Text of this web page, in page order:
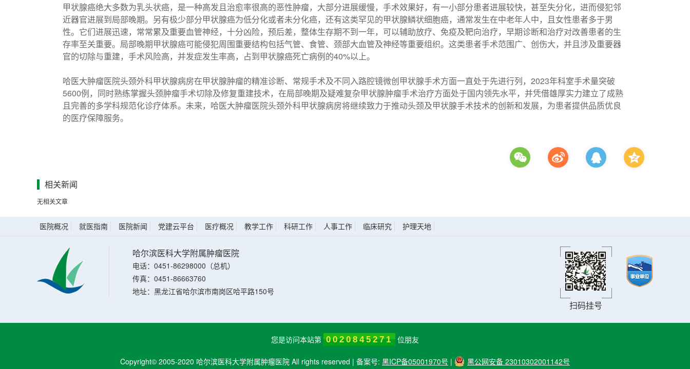
甲状腺癌绝大多数为乳头状癌，是一种高发且治愈率很高的恶性肿瘤，大部分进展缓慢，手术效果好，有一小部分患者进展较快，甚至失分化，进而侵犯邻
近器官进展到局部晚期。另有极少部分甲状腺癌为低分化或者未分化癌，还有这类罕见的甲状腺鳞状细胞癌，通常发生在中老年人中，且女性患者多于男
性。它们进展迅速，常常累及重要血管神经，十分凶险，预后差，整体生存期不到一年，可以辅助放疗、免疫及靶向治疗，早期诊断和治疗对改善患者的生
存率至关重要。局部晚期甲状腺癌可能侵犯周围重要结构包括气管、食管、颈部大血管及神经等重要组织。这类患者手术范围广、创伤大，并且涉及重要器
官的切除与重建，手术风险高，并发症发生率高，占到甲状腺癌死亡病例的40%以上。
哈医大肿瘤医院头颈外科甲状腺病房在甲状腺肿瘤的精准诊断、常规手术及不同入路腔镜微创甲状腺手术方面一直处于先进行列，2023年科室手术量突破
5600例，同时熟练掌握头颈肿瘤手术切除及修复重建技术，在局部晚期及疑难复杂甲状腺肿瘤手术治疗方面处于国内领先水平，并凭借雄厚实力建立了成熟
且完善的多学科规范化诊疗体系。未来，哈医大肿瘤医院头颈外科甲状腺病房将继续致力于推动头颈及甲状腺手术技术的创新和发展，为患者提供品质优良
的医疗保障服务。
相关新闻
无相关文章
医院概况 就医指南 医院新闻 党建云平台 医疗概况 教学工作 科研工作 人事工作 临床研究 护理天地
哈尔滨医科大学附属肿瘤医院
电话：0451-86298000（总机）
传真：0451-86663760
地址：黑龙江省哈尔滨市南岗区哈平路150号
扫码挂号
您是访问本站第 0020845271 位朋友
Copyright© 2005-2020 哈尔滨医科大学附属肿瘤医院 All rights reserved | 备案号: 黑ICP备05001970号 | 黑公网安备 23010302001142号